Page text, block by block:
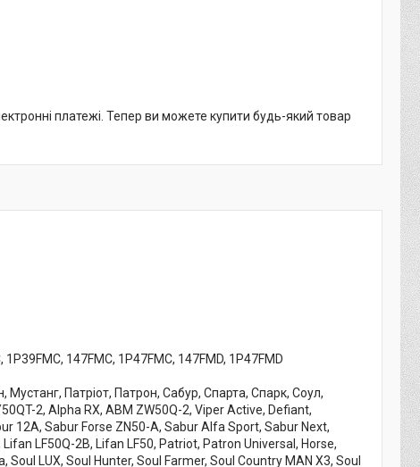
платежі. Тепер ви можете купити будь-який товар
147FMC, 1P47FMC, 147FMD, 1P47FMD
Патріот, Патрон, Сабур, Спарта, Спарк, Соул,
2, Alpha RX, ABM ZW50Q-2, Viper Active, Defiant,
12A, Sabur Forse ZN50-A, Sabur Alfa Sport, Sabur Next,
LF50Q-2B, Lifan LF50, Patriot, Patron Universal, Horse,
LUX, Soul Hunter, Soul Farmer, Soul Country MAN X3, Soul